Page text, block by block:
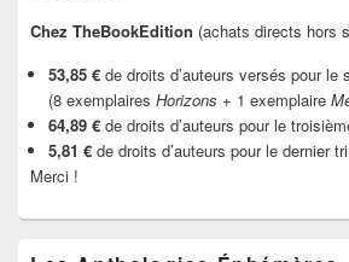
Chez TheBookEdition (achats directs hors
53,85 € de droits d’auteurs versés pour le
(8 exemplaires Horizons + 1 exemplaire
64,89 € de droits d’auteurs pour le
5,81 € de droits d’auteurs pour le dernier
Merci !